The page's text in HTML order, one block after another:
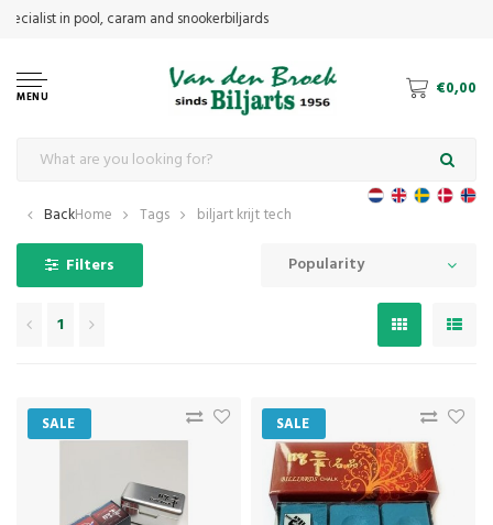
MENU €0,00
BackHome Tags biljart krijt tech
Filters Popularity
1
SALE SALE